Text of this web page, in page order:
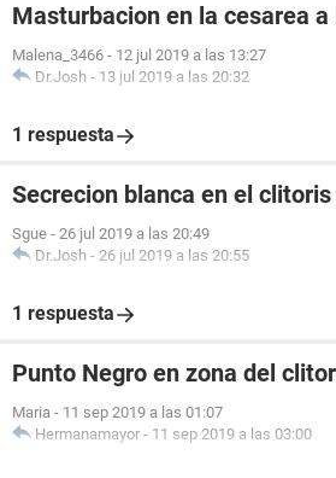
Masturbacion en la cesarea a
Malena_3466 - 12 jul 2019 a las 13:27
Dr.Josh - 13 jul 2019 a las 20:32
1 respuesta
Secrecion blanca en el clitoris
Sgue - 26 jul 2019 a las 20:49
Dr.Josh - 26 jul 2019 a las 20:55
1 respuesta
Punto Negro en zona del
Maria - 11 sep 2019 a las 01:07
Hermanamayor - 11 sep 2019 a las 03:00